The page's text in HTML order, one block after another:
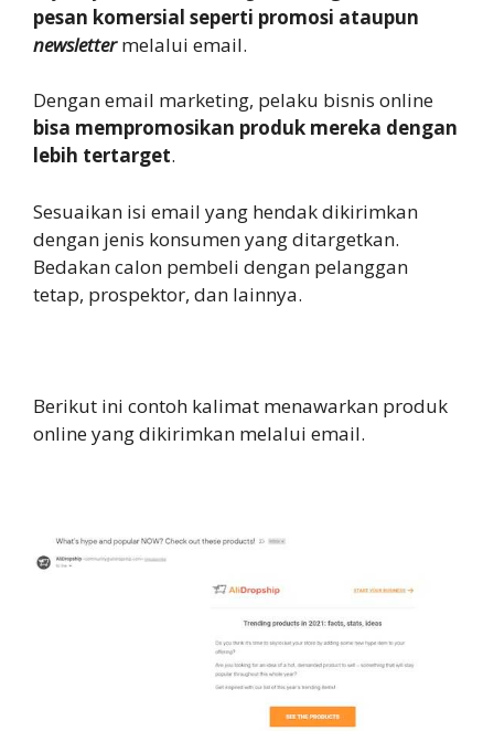
pesan komersial seperti promosi ataupun
newslettermelalui email.
Dengan email marketing, pelaku bisnis online
bisa mempromosikan produk mereka dengan
lebih tertarget.
Sesuaikan isi email yang hendak dikirimkan
dengan jenis konsumen yang ditargetkan.
Bedakan calon pembeli dengan pelanggan
tetap, prospektor, dan lainnya.
Berikut ini contoh kalimat menawarkan produk
online yang dikirimkan melalui email.